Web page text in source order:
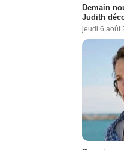
Demain
Judith
jeudi 6 août